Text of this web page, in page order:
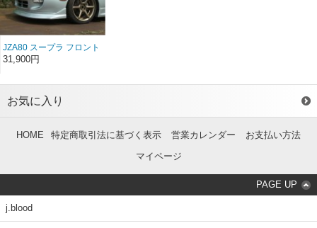
JZA80 スープラ フロント
リップスポイラー ソフト
FRP （前/後期）
31,900円
お気に入り
HOME 特定商取引法に基づく表示 営業カレンダー
お支払い方法
マイページ
PAGE UP
j.blood